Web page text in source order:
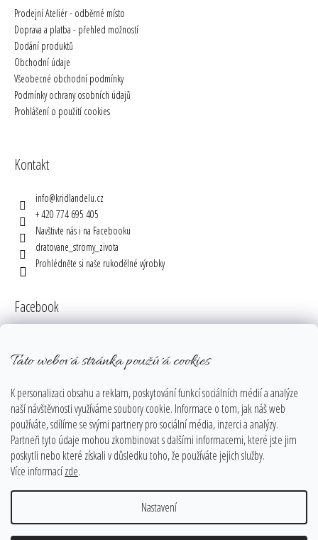
Tato webová stránka používá cookies
K personalizaci obsahu a reklam, poskytování funkcí sociálních médií a analýze
naší návštěvnosti využíváme soubory cookie. Informace o tom, jak náš web
používáte, sdílíme se svými partnery pro sociální média, inzerci a analýzy.
Partneři tyto údaje mohou zkombinovat s dalšími informacemi, které jste jim
poskytli nebo které získali v důsledku toho, že používáte jejich služby.
Více informacízde.
Nastavení
Prodejní Ateliér - odběrné místo
Doprava a platba - přehled možností
Dodání produktů
Obchodní údaje
Všeobecné obchodní podmínky
Podmínky ochrany osobních údajů
Prohlášení o použití cookies
Kontakt
info@kridlandelu.cz
+ 420 774 695 405
Navštivte nás i na Facebooku
dratovane_stromy_zivota
Prohlédněte si naše rukodělné výrobky
Facebook